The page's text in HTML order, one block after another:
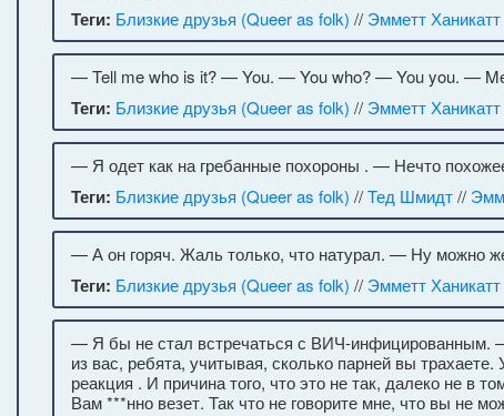
Теги: Близкие друзья (Queer as folk) // Эмметт Ханикатт
— Tell me who is it? — You. — You who? — You you. —
Теги: Близкие друзья (Queer as folk) // Эмметт Ханикатт
— Я одет как на гребанные похороны . — Нечто
Теги: Близкие друзья (Queer as folk) //Тед Шмидт//
— А он горяч. Жаль только, что натурал. — Ну можно
Теги: Близкие друзья (Queer as folk) // Эмметт Ханикатт
— Я бы не стал встречаться с ВИЧ-инфицированным.
из вас, ребята, учитывая, сколько парней вы
реакция . И причина того, что это не так, далеко не в
Вам ***нно везет. Так что не говорите мне, что вы не